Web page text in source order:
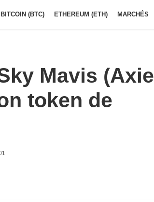
BITCOIN (BTC) ETHEREUM (ETH) MARCHÉS
Mavis (Axie
token de